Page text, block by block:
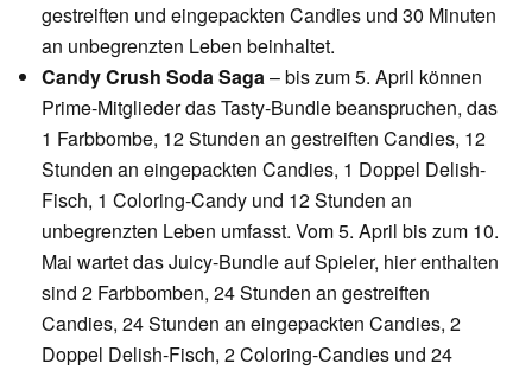
gestreiften und eingepackten Candies und 30 Minuten
an unbegrenzten Leben beinhaltet.
Candy Crush Soda Saga– bis zum 5. April können
Prime-Mitglieder das Tasty-Bundle beanspruchen, das
1 Farbbombe, 12 Stunden an gestreiften Candies, 12
Stunden an eingepackten Candies, 1 Doppel Delish-
Fisch, 1 Coloring-Candy und 12 Stunden an
unbegrenzten Leben umfasst. Vom 5. April bis zum 10.
Mai wartet das Juicy-Bundle auf Spieler, hier enthalten
sind 2 Farbbomben, 24 Stunden an gestreiften
Candies, 24 Stunden an eingepackten Candies, 2
Doppel Delish-Fisch, 2 Coloring-Candies und 24